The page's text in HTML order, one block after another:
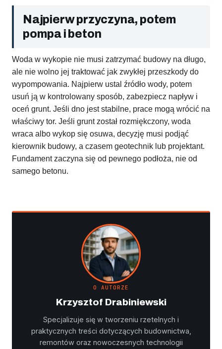
Najpierw przyczyna, potem
pompa i beton
Woda w wykopie nie musi zatrzymać budowy na długo,
ale nie wolno jej traktować jak zwykłej przeszkody do
wypompowania. Najpierw ustal źródło wody, potem
usuń ją w kontrolowany sposób, zabezpiecz napływ i
oceń grunt. Jeśli dno jest stabilne, prace mogą wrócić na
właściwy tor. Jeśli grunt został rozmiękczony, woda
wraca albo wykop się osuwa, decyzję musi podjąć
kierownik budowy, a czasem geotechnik lub projektant.
Fundament zaczyna się od pewnego podłoża, nie od
samego betonu.
O AUTORZE
Krzysztof Drabiniewski
Specjalizuje się w tworzeniu rzetelnych i
praktycznych treści dotyczących budownictwa,
remontów oraz nowoczesnych technologii